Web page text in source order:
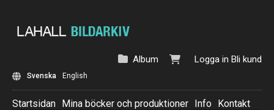
Logga in Bli kund
Album
Svenska English
Startsidan Mina böcker och produktioner Info Kontakt